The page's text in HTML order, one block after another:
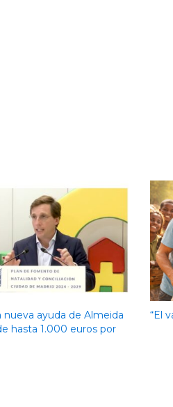
nueva ayuda de Almeida
hasta 1.000 euros por
“El